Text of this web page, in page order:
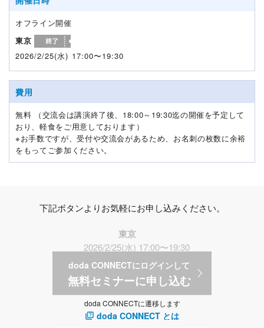
オフライン開催
東京
2026/2/25(水) 17:00〜19:30
費用
無料 （交流会は講演終了後、18:00～19:30迄の開催を予定して
おり、軽食をご用意しております）
※お手数ですが、受付や交流会があるため、お名刺の枚数に余裕
をもってご参加ください。
下記ボタンよりお気軽にお申し込みください。
東京
2026/2/25(水) 17:00〜19:30
doda CONNECTにログインして
無料セミナーに申し込む
doda CONNECTに遷移します
doda CONNECT とは